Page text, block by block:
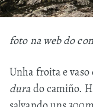
foto na web do
Unha froita e vaso
durado camiño.